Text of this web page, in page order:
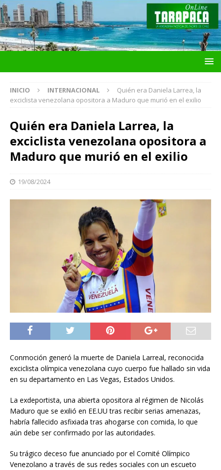
INICIO INTERNACIONAL
Quién era Daniela Larrea, la
exciclista venezolana opositora a Maduro que murió en el exilio
Quién era Daniela Larrea, la
exciclista venezolana opositora a
Maduro que murió en el exilio
19/08/2024
Conmoción generó la muerte de Daniela Larreal, reconocida
exciclista olímpica venezolana cuyo cuerpo fue hallado sin vida
en su departamento en Las Vegas, Estados Unidos.
La exdeportista, una abierta opositora al régimen de Nicolás
Maduro que se exilió en EE.UU tras recibir serias amenazas,
habría fallecido asfixiada tras ahogarse con comida, lo que
aún debe ser confirmado por las autoridades.
Su trágico deceso fue anunciado por el Comité Olímpico
Venezolano a través de sus redes sociales con un escueto